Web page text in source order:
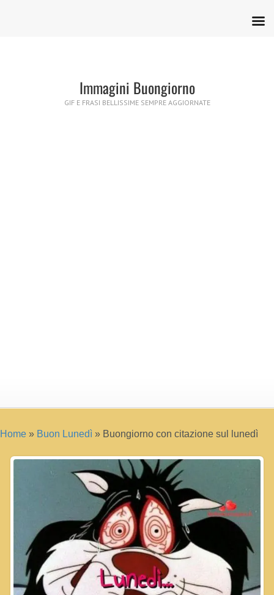
Immagini Buongiorno
GIF E FRASI BELLISSIME SEMPRE AGGIORNATE
Home » Buon Lunedì » Buongiorno con citazione sul lunedì